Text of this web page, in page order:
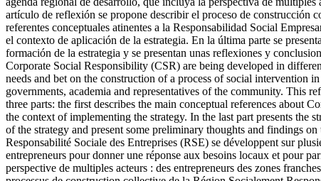
artículo de reflexión se propone describir el proceso de construcción
referentes conceptuales atinentes a la Responsabilidad Social
el contexto de aplicación de la estrategia. En la última parte se
formación de la estrategia y se presentan unas reflexiones y
Corporate Social Responsibility (CSR) are being developed in
needs and bet on the construction of a process of social intervention
governments, academia and representatives of the community. This
three parts: the first describes the main conceptual references about
the context of implementing the strategy. In the last part presents
of the strategy and present some preliminary thoughts and findings
Responsabilité Sociale des Entreprises (RSE) se développent sur
entrepreneurs pour donner une réponse aux besoins locaux et pour
perspective de multiples acteurs : des entrepreneurs des zones